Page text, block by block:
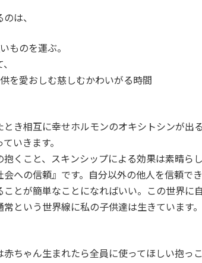
は、
ものを運ぶ。
を愛おしむ慈しむかわいがる時間
とき相互に幸せホルモンのオキシトシンが出
いきます。
抱くこと、スキンシップによる効果は素晴ら
会への信頼』です。自分以外の他人を信頼で
ことが簡単なことになればいい。この世界に
常という世界線に私の子供達は生きています
赤ちゃん生まれたら全員に使ってほしい抱っこ